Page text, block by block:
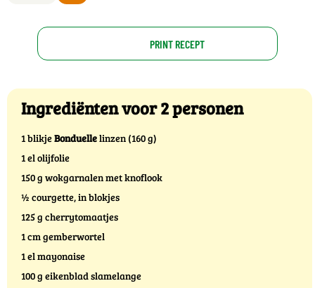
PRINT RECEPT
Ingrediënten voor 2 personen
1 blikjeBonduellelinzen (160 g)
1 el olijfolie
150 g wokgarnalen met knoflook
½ courgette, in blokjes
125 g cherrytomaatjes
1 cm gemberwortel
1 el mayonaise
100 g eikenblad slamelange